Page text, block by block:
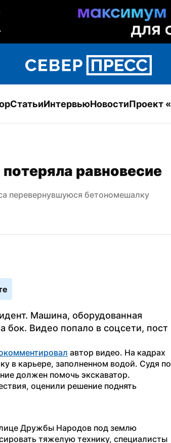
СтатьиИнтервьюНовостиПроект
равновесие
перевернувшуюся бетономешалку
Машина, оборудованная
бок. Видео попало в соцсети, пост
автор видео. На кадрах
в карьере, заполненном водой. Судя по
должен помочь экскаватор.
оценили решение поднять
тяжелую технику, специалисты